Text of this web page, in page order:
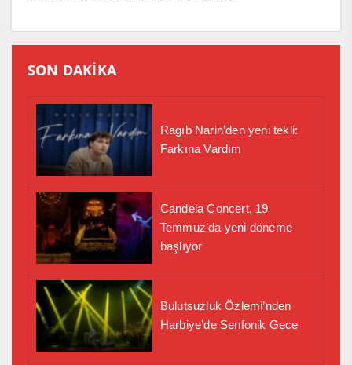
SON DAKİKA
Ragıb Narin’den yeni tekli:
Farkına Vardım
Candela Concert, 19
Temmuz’da yeni döneme
başlıyor
Bulutsuzluk Özlemi’nden
Harbiye’de Senfonik Gece